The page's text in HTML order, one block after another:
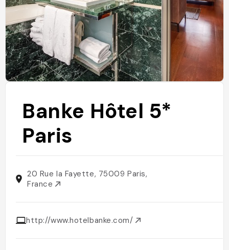
Banke Hôtel 5*
Paris
20 Rue la Fayette, 75009 Paris,
France
http://www.hotelbanke.com/